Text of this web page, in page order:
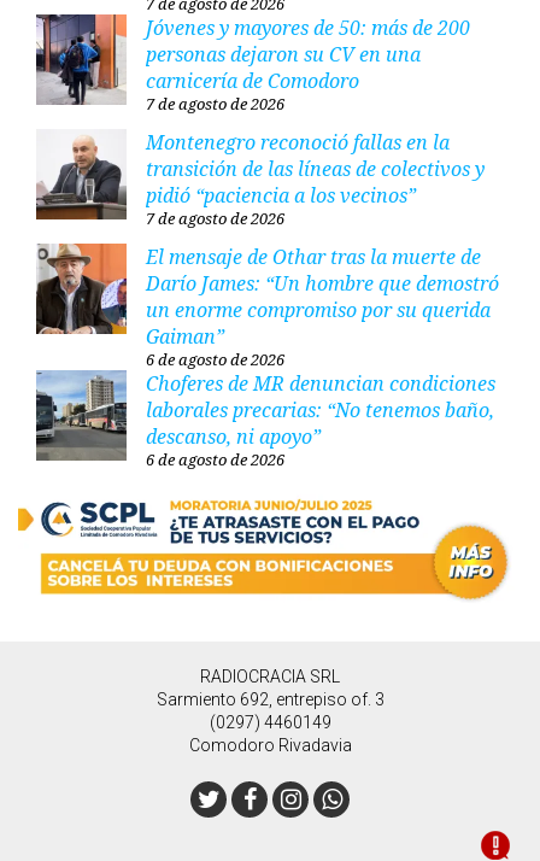
Jóvenes y mayores de 50: más de 200
personas dejaron su CV en una
carnicería de Comodoro
7 de agosto de 2026
Montenegro reconoció fallas en la
transición de las líneas de colectivos y
pidió “paciencia a los vecinos”
7 de agosto de 2026
El mensaje de Othar tras la muerte de
Darío James: “Un hombre que demostró
un enorme compromiso por su querida
Gaiman”
6 de agosto de 2026
Choferes de MR denuncian condiciones
laborales precarias: “No tenemos baño,
descanso, ni apoyo”
6 de agosto de 2026
RADIOCRACIA SRL
Sarmiento 692, entrepiso of. 3
(0297) 4460149
Comodoro Rivadavia